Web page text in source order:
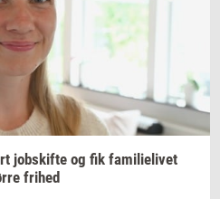
jobs­kif­te og fik fa­mi­li­e­li­vet
fri­hed